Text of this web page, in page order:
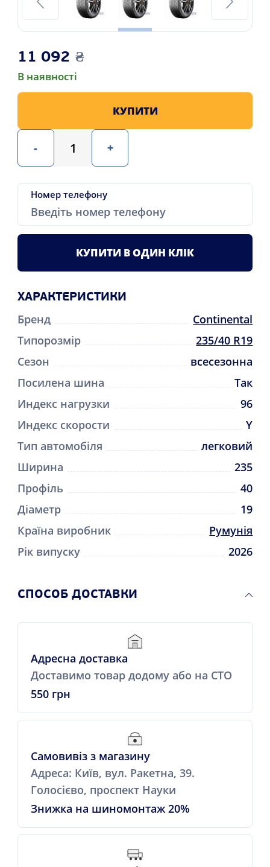
11 092 ₴
В наявності
- +
КУПИТИ
Номер телефону
КУПИТИ В ОДИН КЛІК
ХАРАКТЕРИСТИКИ
Бренд
Continental
Типорозмір
235/40 R19
Сезон
всесезонна
Посилена шина
Так
Индекс нагрузки
96
Индекс скорости
Y
Тип автомобіля
легковий
Ширина
235
Профіль
40
Діаметр
19
Країна виробник
Румунія
Рік випуску
2026
CПОСОБ ДОСТАВКИ
Адресна доставка
Доставимо товар додому або на СТО
550 грн
Самовивіз з магазину
Адреса: Київ, вул. Ракетна, 39.
Голосієво, проспект Науки
Знижка на шиномонтаж 20%